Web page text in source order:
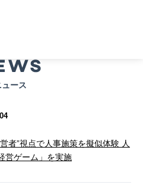
ュース
者”視点で人事施策を擬似体験 人
営ゲーム」を実施